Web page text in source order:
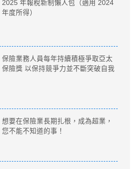
2025 年報稅新制懶人包（適用 2024
年度所得）
保險業務人員每年持續積極爭取亞太
保險獎 以保持競爭力並不斷突破自我
想要在保險業長期扎根，成為超業，
您不能不知道的事！